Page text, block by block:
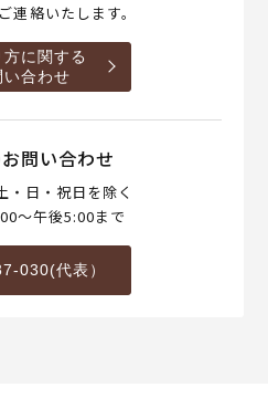
連絡いたします。
に関する
い合わせ
問い合わせ
・日・祝日を除く
～午後5:00まで
030(代表）